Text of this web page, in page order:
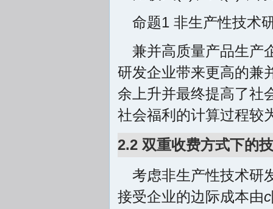
命题1 非生产性技术
兼并高质量产品生产
研发企业带来更高的兼
余上升并最终提高了社
社会福利的计算过程较
2.2 双重收费方式下的
考虑非生产性技术研
接受企业的边际成本由c